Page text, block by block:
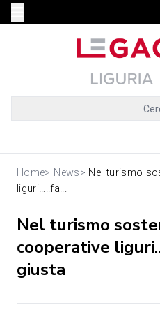
Home> News> Nel turismo
liguri…..fa...
Nel turismo
cooperative
giusta